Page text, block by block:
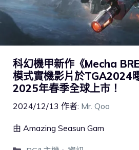
科幻機甲新作《Mecha
模式實機影片於TGA2024
2025年春季全球上市！
2024/12/13 作者: Mr. Qoo
由 Amazing Seasun Gam